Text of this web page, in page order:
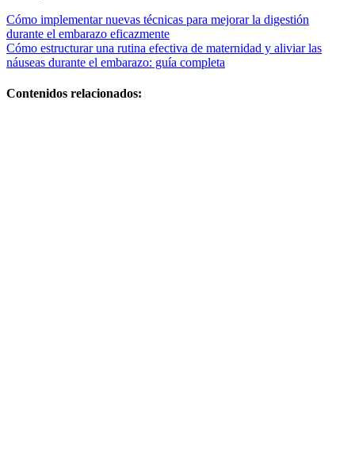
Navegación
de
entradas
Cómo implementar nuevas técnicas para mejorar la digestión
durante el embarazo eficazmente
Cómo estructurar una rutina efectiva de maternidad y aliviar las
náuseas durante el embarazo: guía completa
Contenidos relacionados: